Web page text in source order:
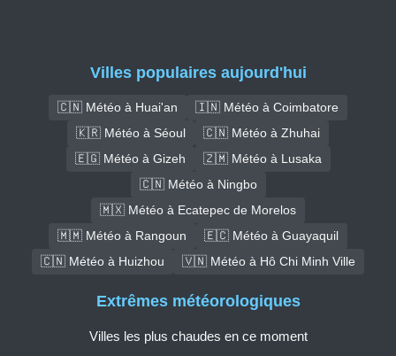
Villes populaires aujourd'hui
🇨🇳 Météo à Huai'an
🇮🇳 Météo à Coimbatore
🇰🇷 Météo à Séoul
🇨🇳 Météo à Zhuhai
🇪🇬 Météo à Gizeh
🇿🇲 Météo à Lusaka
🇨🇳 Météo à Ningbo
🇲🇽 Météo à Ecatepec de Morelos
🇲🇲 Météo à Rangoun
🇪🇨 Météo à Guayaquil
🇨🇳 Météo à Huizhou
🇻🇳 Météo à Hô Chi Minh Ville
Extrêmes météorologiques
Villes les plus chaudes en ce moment